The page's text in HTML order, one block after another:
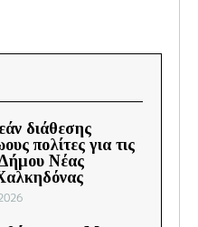
διάθεσης
πολίτες για τις
Νέας